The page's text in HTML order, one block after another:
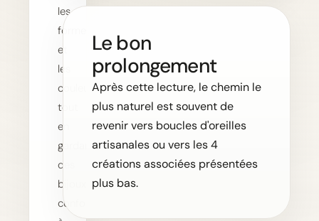
les
formes
et
les
couleurs,
tout
en
gardant
des
bijoux
confortables
Le bon
prolongement
Après cette lecture, le chemin le
plus naturel est souvent de
revenir vers boucles d'oreilles
artisanales ou vers les 4
créations associées présentées
plus bas.